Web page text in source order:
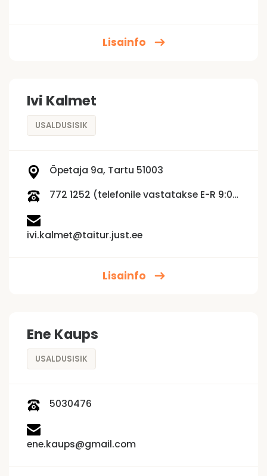
Lisainfo
Ivi Kalmet
USALDUSISIK
Õpetaja 9a, Tartu 51003
772 1252 (telefonile vastatakse E-R 9:00 - 15:00)
ivi.kalmet@taitur.just.ee
Lisainfo
Ene Kaups
USALDUSISIK
5030476
ene.kaups@gmail.com